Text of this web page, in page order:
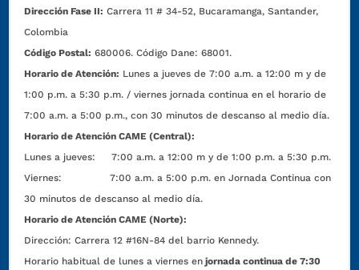
Dirección Fase II: Carrera 11 # 34-52, Bucaramanga, Santander,
Colombia
Código Postal: 680006. Código Dane: 68001.
Horario de Atención: Lunes a jueves de 7:00 a.m. a 12:00 m y de
1:00 p.m. a 5:30 p.m. / viernes jornada continua en el horario de
7:00 a.m. a 5:00 p.m., con 30 minutos de descanso al medio día.
Horario de Atención CAME (Central):
Lunes a jueves: 7:00 a.m. a 12:00 m y de 1:00 p.m. a 5:30 p.m.
Viernes: 7:00 a.m. a 5:00 p.m. en Jornada Continua con
30 minutos de descanso al medio día.
Horario de Atención CAME (Norte):
Dirección:Carrera 12 #16N-84 del barrio Kennedy.
Horario habitual de lunes a viernes en jornada continua de 7:30